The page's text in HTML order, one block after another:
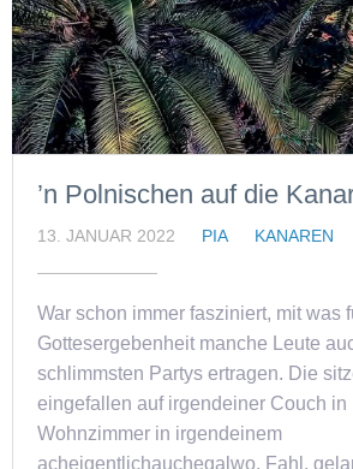
’n Polnischen auf die
13. JANUAR 2022 PIA KANAREN
War schon immer fasziniert, mit was
Gottesergebenheit manche Leute
schlimmsten Partys ertragen. Die
eingefallen auf irgendeiner Couch in
Wohnzimmer in irgendeinem
acheigentlichauchegalwo. Fahl,